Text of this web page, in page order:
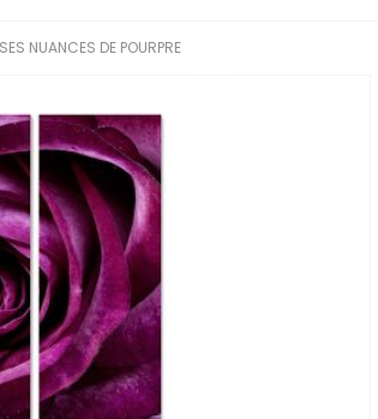
NUANCES DE POURPRE